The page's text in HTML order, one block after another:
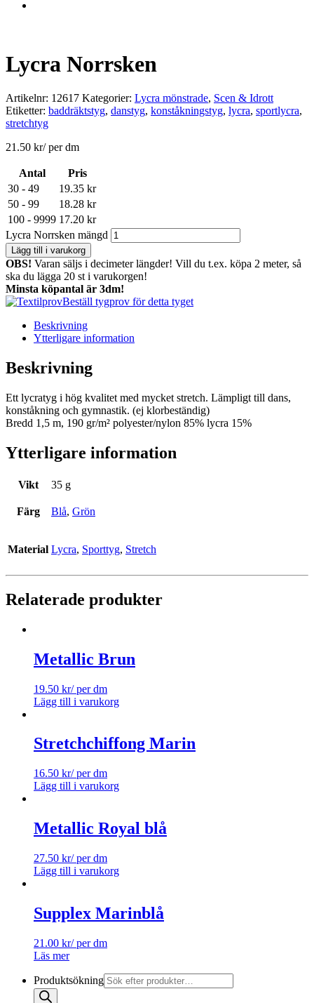
Lycra Norrsken
Artikelnr: 12617 Kategorier: Lycra mönstrade, Scen & Idrott
Etiketter: baddräktstyg, danstyg, konståkningstyg, lycra, sportlycra,
stretchtyg
21.50 kr/ per dm
Antal
Pris
30 - 49
19.35 kr
50 - 99
18.28 kr
100 - 9999 17.20 kr
Lycra Norrsken mängd
Lägg till i varukorg
OBS! Varan säljs i decimeter längder! Vill du t.ex. köpa 2 meter, så
ska du lägga 20 st i varukorgen!
Minsta köpantal är 3dm!
Beställ tygprov för detta tyget
Beskrivning
Ytterligare information
Beskrivning
Ett lycratyg i hög kvalitet med mycket stretch. Lämpligt till dans,
konståkning och gymnastik. (ej klorbeständig)
Bredd 1,5 m, 190 gr/m² polyester/nylon 85% lycra 15%
Ytterligare information
Vikt 35 g
Färg Blå, Grön
Material Lycra, Sporttyg, Stretch
Relaterade produkter
Metallic Brun
19.50 kr/ per dm
Lägg till i varukorg
Stretchchiffong Marin
16.50 kr/ per dm
Lägg till i varukorg
Metallic Royal blå
27.50 kr/ per dm
Lägg till i varukorg
Supplex Marinblå
21.00 kr/ per dm
Läs mer
Produktsökning